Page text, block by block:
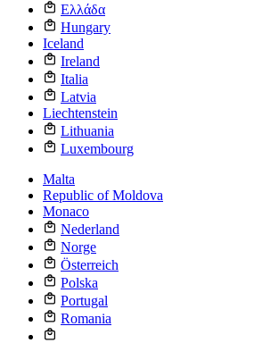
Ελλάδα
Hungary
Iceland
Ireland
Italia
Latvia
Liechtenstein
Lithuania
Luxembourg
Malta
Republic of Moldova
Monaco
Nederland
Norge
Österreich
Polska
Portugal
Romania